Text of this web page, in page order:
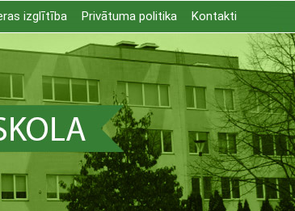
izglītība Privātuma politika Kontakti